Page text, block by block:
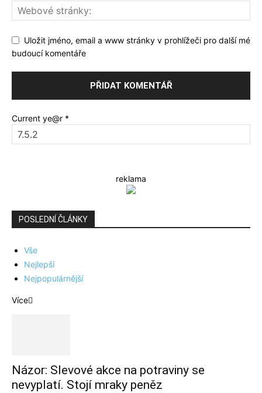
Uložit jméno, email a www stránky v prohlížeči pro další mé
budoucí komentáře
Current ye@r *
reklama
POSLEDNÍ ČLÁNKY
Vše
Nejlepší
Nejpopulárnější
Více
Názor: Slevové akce na potraviny se
nevyplatí. Stojí mraky peněz